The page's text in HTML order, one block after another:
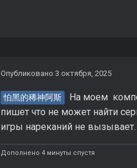
Опубликовано 3 октября, 2025
怕黑的稀神阿斯
На моем
пишет что не может найти
игры нареканий не
Дополнено 4 минуты спустя